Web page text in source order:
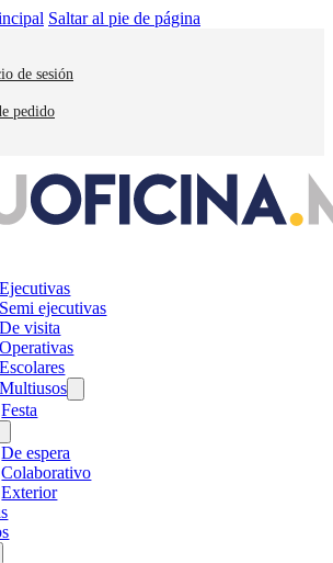
Saltar al pie de página
de sesión
pedido
ejecutivas
visita
Festa
De espera
Colaborativo
Exterior